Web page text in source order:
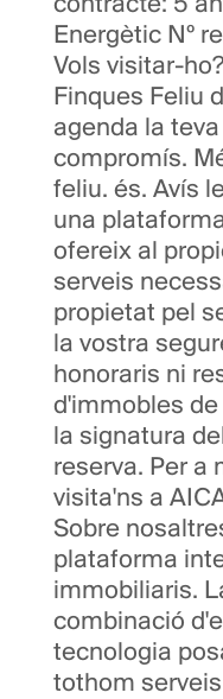
Energètic Nº
Vols visitar-
Finques Feliu
agenda la
compromís.
feliu. és. Avís
una
ofereix al
serveis
propietat pel
la vostra
honoraris ni
d'immobles
la signatura
reserva. Per a
visita'ns a
Sobre
plataforma
immobiliaris.
combinació
tecnologia
tothom